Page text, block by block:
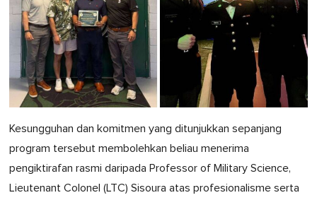
Kesungguhan dan komitmen yang ditunjukkan sepanjang
program tersebut membolehkan beliau menerima
pengiktirafan rasmi daripada Professor of Military Science,
Lieutenant Colonel (LTC) Sisoura atas profesionalisme serta